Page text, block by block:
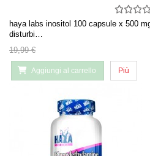
haya labs inositol 100 capsule x 500
disturbi…
19,99 €
Aggiungi al carrello Più